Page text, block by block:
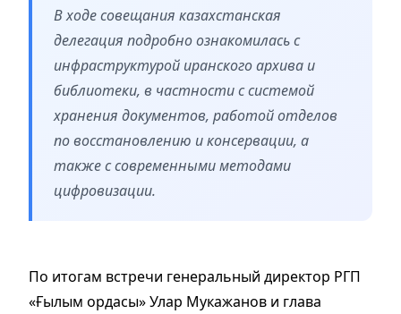
В ходе совещания казахстанская
делегация подробно ознакомилась с
инфраструктурой иранского архива и
библиотеки, в частности с системой
хранения документов, работой отделов
по восстановлению и консервации, а
также с современными методами
цифровизации.
По итогам встречи генеральный директор РГП
«Ғылым ордасы» Улар Мукажанов и глава